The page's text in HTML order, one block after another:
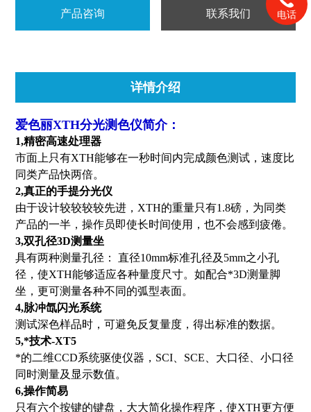
产品咨询 联系我们
详情介绍
爱色丽XTH分光测色仪简介：
1,精密高速处理器
市面上只有XTH能够在一秒时间内完成颜色测试，速度比
同类产品快两倍。
2,真正的手提分光仪
由于设计较较较较先进，XTH的重量只有1.8磅，为同类
产品的一半，操作员即使长时间使用，也不会感到疲倦。
3,双孔径3D测量坐
具有两种测量孔径： 直径10mm标准孔径及5mm之小孔
径，使XTH能够适应各种量度尺寸。如配合*3D测量脚
坐，更可测量各种不同的弧型表面。
4,脉冲氙闪光系统
测试深色样品时，可避免反复量度，得出标准的数据。
5,*技术-XT5
*的二维CCD系统驱使仪器，SCI、SCE、大口径、小口径
同时测量及显示数值。
6,操作简易
只有六个按键的键盘，大大简化操作程序，使XTH更方便
电话